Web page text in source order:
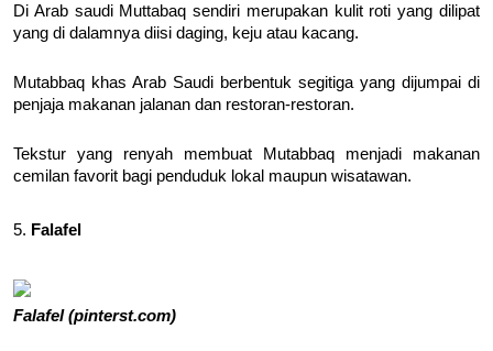
Di Arab saudi Muttabaq sendiri merupakan kulit roti yang dilipat
yang di dalamnya diisi daging, keju atau kacang.
Mutabbaq khas Arab Saudi berbentuk segitiga yang dijumpai di
penjaja makanan jalanan dan restoran-restoran.
Tekstur yang renyah membuat Mutabbaq menjadi makanan
cemilan favorit bagi penduduk lokal maupun wisatawan.
5. Falafel
Falafel (pinterst.com)